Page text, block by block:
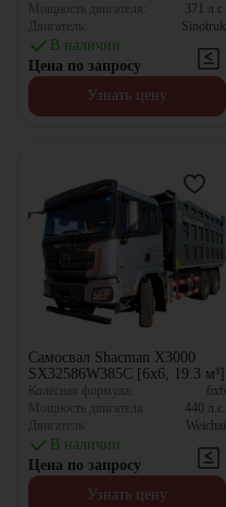
Мощность двигателя:
371 л.с.
Двигатель:
Sinotruk
В наличии
Цена по запросу
Узнать цену
Самосвал Shacman X3000
SX32586W385C [6x6, 19.3 м³]
Колёсная формула:
6x6
Мощность двигателя:
440 л.с.
Двигатель:
Weichai
В наличии
Цена по запросу
Узнать цену